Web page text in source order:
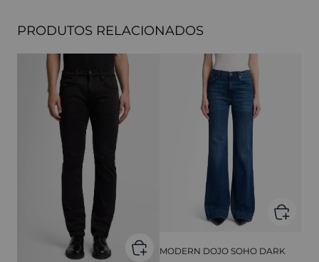
PRODUTOS RELACIONADOS
MODERN DOJO SOHO DARK